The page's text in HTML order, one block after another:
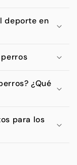
deporte en
¿Qué
para los